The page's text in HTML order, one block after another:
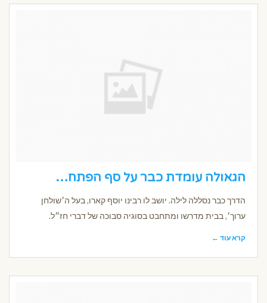
הגאולה עומדת כבר על סף הפתח…
הדרך כבר נסללה לילה. יושב לו רבינו יוסף קארו, בעל ה׳שולחן
ערוך׳, בבית מדרשו ומתחבט בסוגיה סבוכה של דברי חז״ל.
קרא עוד ←